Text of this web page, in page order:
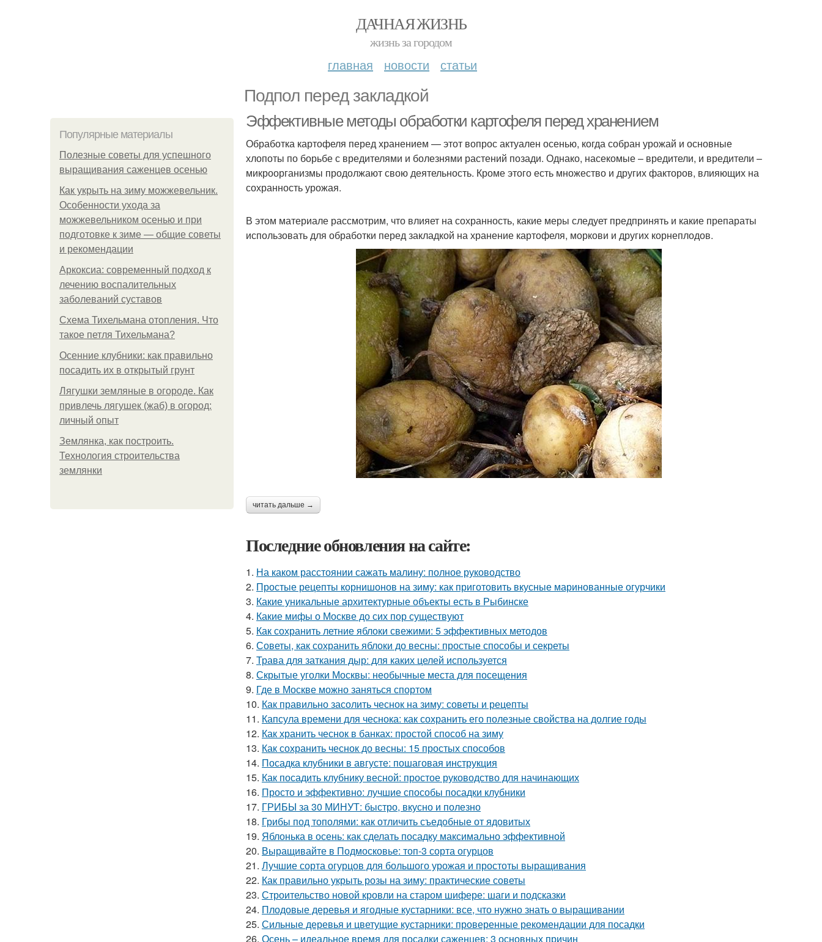
ДАЧНАЯ ЖИЗНЬ
жизнь за городом
главная новости статьи
Подпол перед закладкой
Популярные материалы
Полезные советы для успешного
выращивания саженцев осенью
Как укрыть на зиму можжевельник.
Особенности ухода за
можжевельником осенью и при
подготовке к зиме — общие советы
и рекомендации
Аркоксиа: современный подход к
лечению воспалительных
заболеваний суставов
Схема Тихельмана отопления. Что
такое петля Тихельмана?
Осенние клубники: как правильно
посадить их в открытый грунт
Лягушки земляные в огороде. Как
привлечь лягушек (жаб) в огород:
личный опыт
Землянка, как построить.
Технология строительства
землянки
Эффективные методы обработки картофеля перед хранением
Обработка картофеля перед хранением — этот вопрос актуален осенью, когда собран урожай и основные
хлопоты по борьбе с вредителями и болезнями растений позади. Однако, насекомые – вредители, и вредители –
микроорганизмы продолжают свою деятельность. Кроме этого есть множество и других факторов, влияющих на
сохранность урожая.
В этом материале рассмотрим, что влияет на сохранность, какие меры следует предпринять и какие препараты
использовать для обработки перед закладкой на хранение картофеля, моркови и других корнеплодов.
читать дальше →
Последние обновления на сайте:
1. На каком расстоянии сажать малину: полное руководство
2. Простые рецепты корнишонов на зиму: как приготовить вкусные маринованные огурчики
3. Какие уникальные архитектурные объекты есть в Рыбинске
4. Какие мифы о Москве до сих пор существуют
5. Как сохранить летние яблоки свежими: 5 эффективных методов
6. Советы, как сохранить яблоки до весны: простые способы и секреты
7. Трава для заткания дыр: для каких целей используется
8. Скрытые уголки Москвы: необычные места для посещения
9. Где в Москве можно заняться спортом
10. Как правильно засолить чеснок на зиму: советы и рецепты
11. Капсула времени для чеснока: как сохранить его полезные свойства на долгие годы
12. Как хранить чеснок в банках: простой способ на зиму
13. Как сохранить чеснок до весны: 15 простых способов
14. Посадка клубники в августе: пошаговая инструкция
15. Как посадить клубнику весной: простое руководство для начинающих
16. Просто и эффективно: лучшие способы посадки клубники
17. ГРИБЫ за 30 МИНУТ: быстро, вкусно и полезно
18. Грибы под тополями: как отличить съедобные от ядовитых
19. Яблонька в осень: как сделать посадку максимально эффективной
20. Выращивайте в Подмосковье: топ-3 сорта огурцов
21. Лучшие сорта огурцов для большого урожая и простоты выращивания
22. Как правильно укрыть розы на зиму: практические советы
23. Строительство новой кровли на старом шифере: шаги и подсказки
24. Плодовые деревья и ягодные кустарники: все, что нужно знать о выращивании
25. Сильные деревья и цветущие кустарники: проверенные рекомендации для посадки
26. Осень – идеальное время для посадки саженцев: 3 основных причин